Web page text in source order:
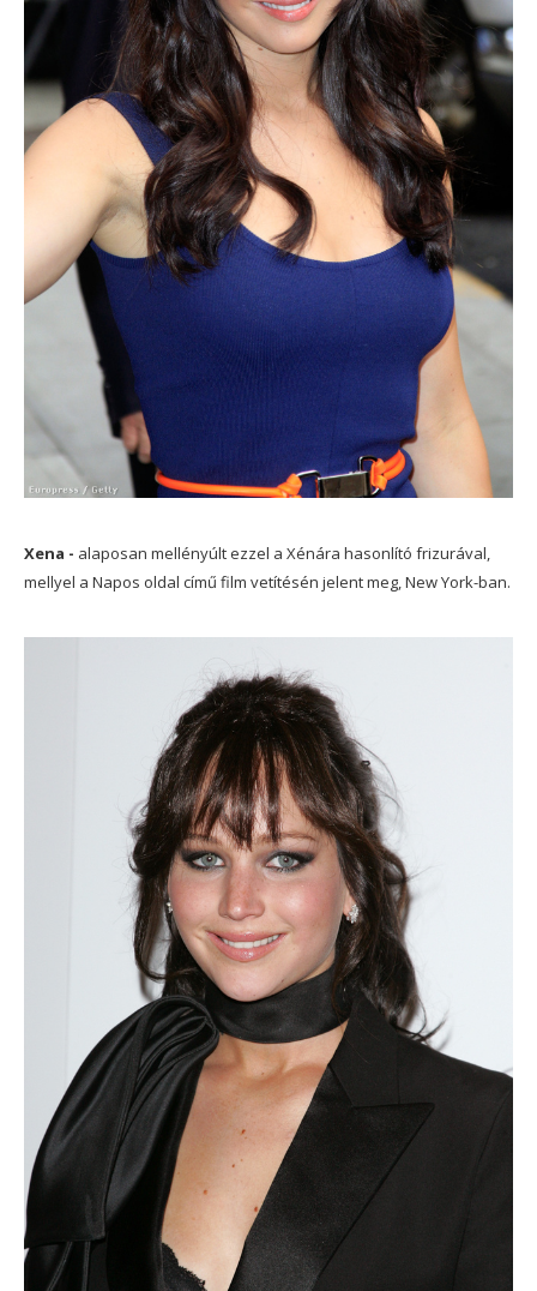
Xena - alaposan mellényúlt ezzel a Xénára hasonlító frizurával,
mellyel a Napos oldal című film vetítésén jelent meg, New York-ban.